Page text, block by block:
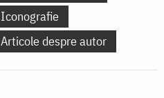
Iconografie
Articole despre autor